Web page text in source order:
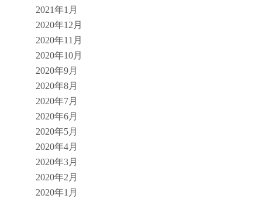
2021年1月
2020年12月
2020年11月
2020年10月
2020年9月
2020年8月
2020年7月
2020年6月
2020年5月
2020年4月
2020年3月
2020年2月
2020年1月